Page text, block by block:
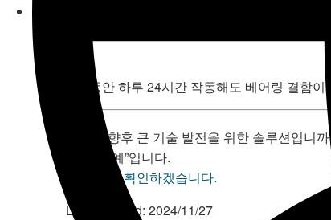
8년 동안 하루 24시간 작동해도 베어링 결함
팀켄이 향후 큰 기술 발전을 위한 솔루션입니까?
대답은 ”예”입니다.
그 이유를 확인하겠습니다.
Last Updated: 2024/11/27